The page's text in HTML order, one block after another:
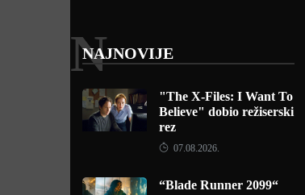
NAJNOVIJE
N
"The X-Files: I Want To
Believe" dobio režiserski
rez
07.08.2026.
“Blade Runner 2099“